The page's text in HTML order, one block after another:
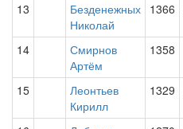
13
Безденежных
Николай
1366
14
Смирнов
Артём
1358
15
Леонтьев
Кирилл
1329